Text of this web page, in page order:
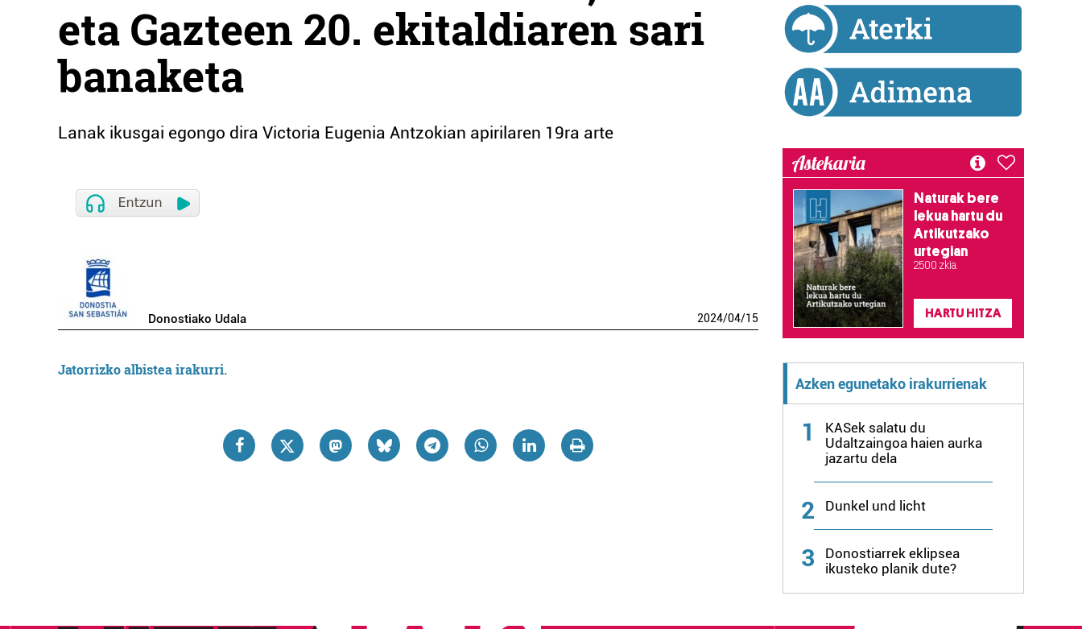
eta Gazteen 20. ekitaldiaren sari
banaketa
Lanak ikusgai egongo dira Victoria Eugenia Antzokian apirilaren 19ra arte
Donostiako Udala 2024/04/15
Jatorrizko albistea irakurri.
Astekaria
Naturak bere
lekua hartu du
Artikutzako
urtegian
2.500 zkia.
HARTU HITZA
Azken egunetako irakurrienak
1
KASek salatu du
Udaltzaingoa haien aurka
jazartu dela
2 Dunkel und licht
3
Donostiarrek eklipsea
ikusteko planik dute?